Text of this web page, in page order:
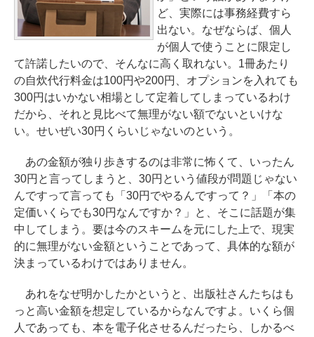
ど、実際には事務経費すら
出ない。なぜならば、個人
が個人で使うことに限定し
て許諾したいので、そんなに高く取れない。1冊あたり
の自炊代行料金は100円や200円、オプションを入れても
300円はいかない相場として定着してしまっているわけ
だから、それと見比べて無理がない額でないといけな
い。せいぜい30円くらいじゃないのという。
あの金額が独り歩きするのは非常に怖くて、いったん
30円と言ってしまうと、30円という値段が問題じゃない
んですって言っても「30円でやるんですって？」「本の
定価いくらでも30円なんですか？」と、そこに話題が集
中してしまう。要は今のスキームを元にした上で、現実
的に無理がない金額ということであって、具体的な額が
決まっているわけではありません。
あれをなぜ明かしたかというと、出版社さんたちはも
っと高い金額を想定しているからなんですよ。いくら個
人であっても、本を電子化させるんだったら、しかるべ